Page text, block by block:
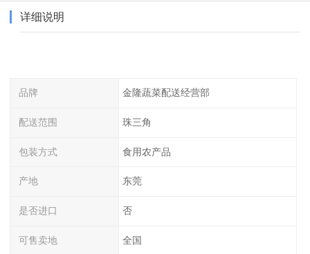
详细说明
品牌 金隆蔬菜配送经营部
配送范围 珠三角
包装方式 食用农产品
产地 东莞
是否进口 否
可售卖地 全国